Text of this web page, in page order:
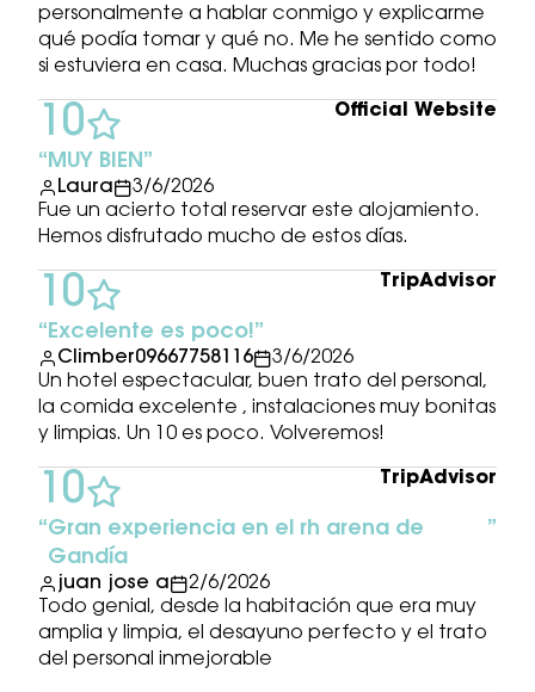
personalmente a hablar conmigo y explicarme
qué podía tomar y qué no. Me he sentido como
si estuviera en casa. Muchas gracias por todo!
MUY BIEN
Laura
3/6/2026
Fue un acierto total reservar este alojamiento.
Hemos disfrutado mucho de estos días.
10 Official Website
Excelente es poco!
Climber09667758116
3/6/2026
Un hotel espectacular, buen trato del personal,
la comida excelente , instalaciones muy bonitas
y limpias. Un 10 es poco. Volveremos!
10 TripAdvisor
Gran experiencia en el rh arena de
Gandía
juan jose a
2/6/2026
Todo genial, desde la habitación que era muy
amplia y limpia, el desayuno perfecto y el trato
del personal inmejorable
10 TripAdvisor